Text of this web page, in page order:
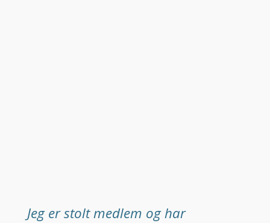
Jeg er stolt medlem og har